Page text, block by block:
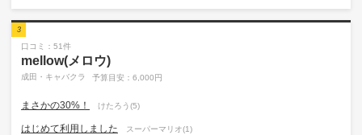
3
口コミ：51件
mellow(メロウ)
成田・キャバクラ 予算目安：6,000円
まさかの30%！ けたろう(5)
はじめて利用しました スーパーマリオ(1)